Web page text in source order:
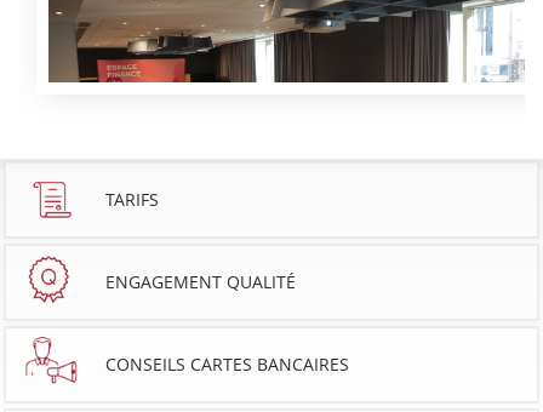
TARIFS
ENGAGEMENT QUALITÉ
CONSEILS CARTES BANCAIRES